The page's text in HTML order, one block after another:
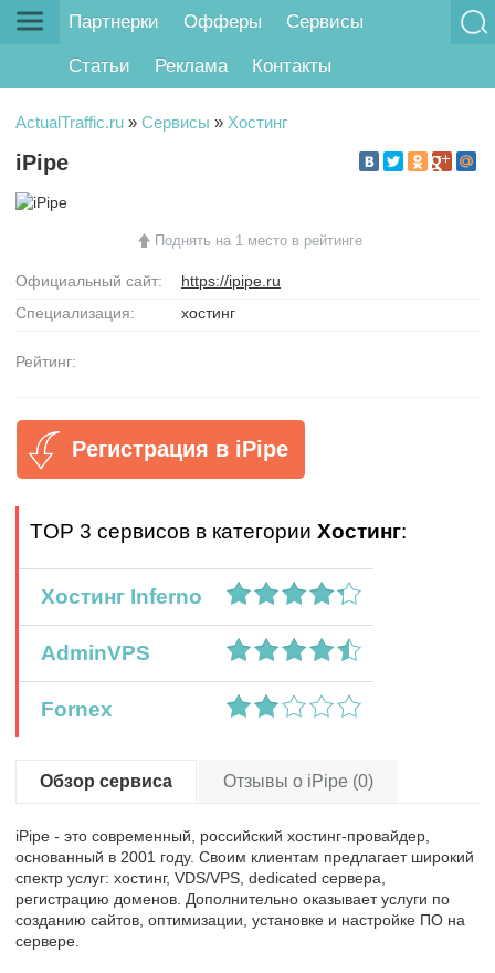
Партнерки Офферы Сервисы
Статьи Реклама Контакты
ActualTraffic.ru » Сервисы » Хостинг
iPipe
Поднять на 1 место в рейтинге
Официальный сайт:
https://ipipe.ru
Специализация:
хостинг
Рейтинг:
Регистрация в iPipe
TOP 3 сервисов в категории Хостинг:
Хостинг Inferno
AdminVPS
Fornex
Обзор сервиса Отзывы о iPipe (0)
iPipe - это современный, российский хостинг-провайдер,
основанный в 2001 году. Своим клиентам предлагает широкий
спектр услуг: хостинг, VDS/VPS, dedicated сервера,
регистрацию доменов. Дополнительно оказывает услуги по
созданию сайтов, оптимизации, установке и настройке ПО на
сервере.